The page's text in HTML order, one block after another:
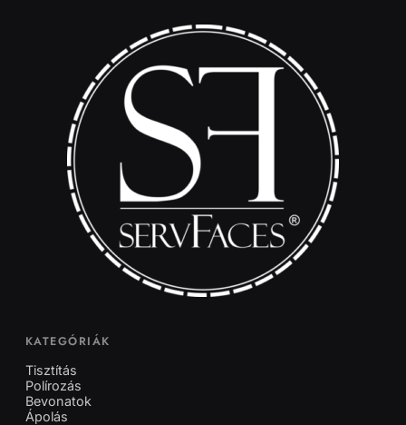
KATEGÓRIÁK
Tisztítás
Polírozás
Bevonatok
Ápolás